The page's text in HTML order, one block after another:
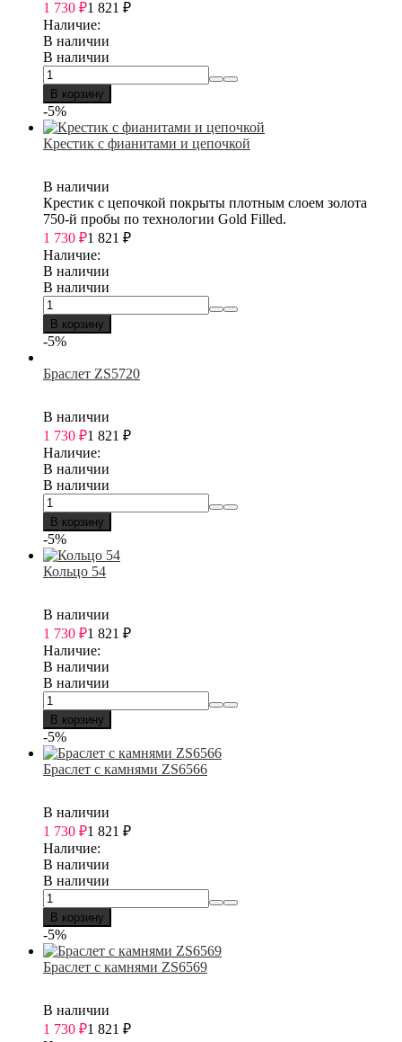
1 730 ₽1 821 ₽
Наличие:
В наличии
В наличии
В корзину
-5%
Крестик с фианитами и цепочкой
В наличии
Крестик с цепочкой покрыты плотным слоем золота
750-й пробы по технологии Gold Filled.
1 730 ₽1 821 ₽
Наличие:
В наличии
В наличии
В корзину
-5%
Браслет ZS5720
В наличии
1 730 ₽1 821 ₽
Наличие:
В наличии
В наличии
В корзину
-5%
Кольцо 54
В наличии
1 730 ₽1 821 ₽
Наличие:
В наличии
В наличии
В корзину
-5%
Браслет с камнями ZS6566
В наличии
1 730 ₽1 821 ₽
Наличие:
В наличии
В наличии
В корзину
-5%
Браслет с камнями ZS6569
В наличии
1 730 ₽1 821 ₽